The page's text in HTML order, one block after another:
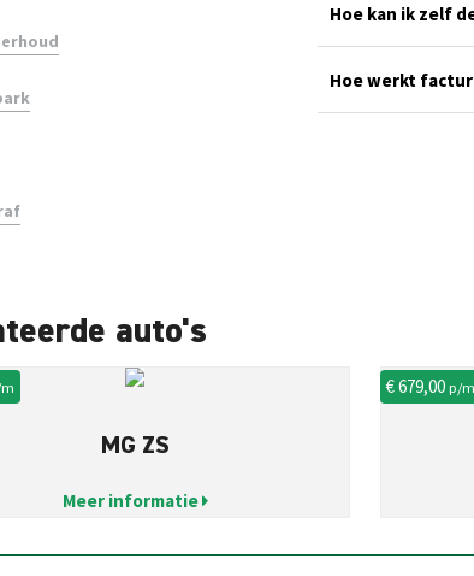
Hoe kan ik zelf
Hoe werkt
auto's
MG ZS
Meer informatie
€ 679,00p/m